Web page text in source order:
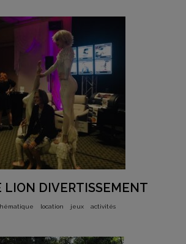
LION DIVERTISSEMENT
location jeux activités